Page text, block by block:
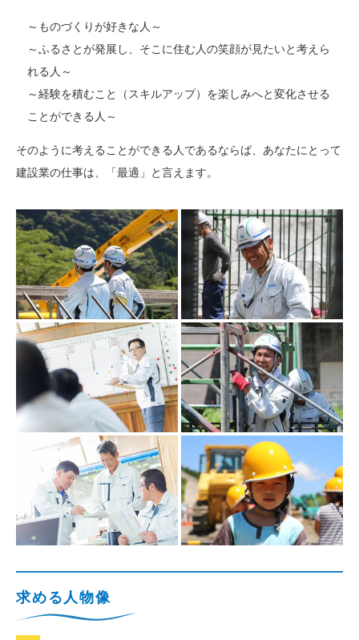
～ものづくりが好きな人～
～ふるさとが発展し、そこに住む人の笑顔が見たいと考えら
れる人～
～経験を積むこと（スキルアップ）を楽しみへと変化させる
ことができる人～
そのように考えることができる人であるならば、あなたにとって
建設業の仕事は、「最適」と言えます。
求める人物像